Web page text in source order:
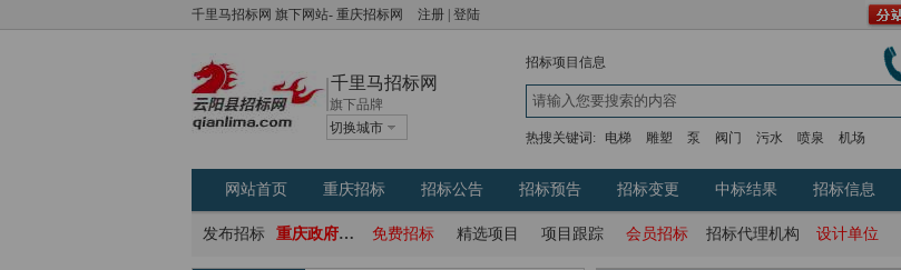
千里马招标网 旗下网站- 重庆招标网 注册 登陆
千里马招标网
旗下品牌
切换城市
招标项目信息
热搜关键词: 电梯 雕塑 泵 阀门 污水 喷泉 机场
网站首页 重庆招标 招标公告 招标预告 招标变更 中标结果 招标信息
发布招标 重庆政府采购网 免费招标 精选项目 项目跟踪 会员招标 招标代理机构 设计单位